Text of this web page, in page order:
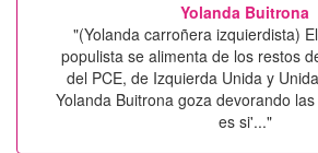
Yolanda Buitrona
"(Yolanda carroñera izquierdista)
populista se alimenta de los restos
del PCE, de Izquierda Unida y
Yolanda Buitrona goza devorando
es si'..."